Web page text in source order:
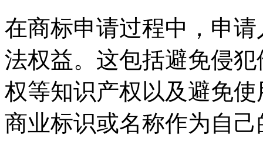
在商标申请过程中，申
法权益。这包括避免侵
权等知识产权以及避免
商业标识或名称作为自